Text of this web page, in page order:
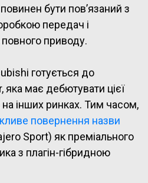
бути пов’язаний з
передач і
приводу.
готується до
яка має дебютувати цієї
на інших ринках. Тим часом,
повернення назви
Sport) як преміального
з плагін-гібридною